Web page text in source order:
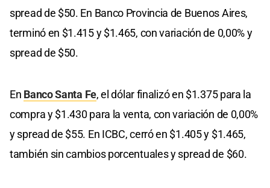
spread de $50. En Banco Provincia de Buenos Aires,
terminó en $1.415 y $1.465, con variación de 0,00% y
spread de $50.
En Banco Santa Fe, el dólar finalizó en $1.375 para la
compra y $1.430 para la venta, con variación de 0,00%
y spread de $55. En ICBC, cerró en $1.405 y $1.465,
también sin cambios porcentuales y spread de $60.